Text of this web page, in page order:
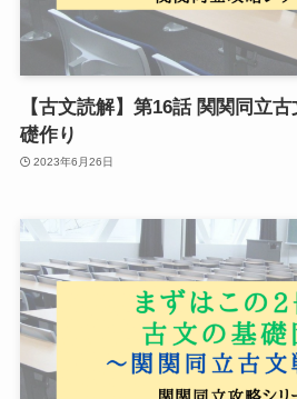
【古文読解】第16話 関関同立
礎作り
2023年6月26日